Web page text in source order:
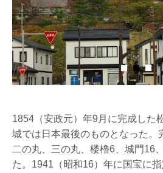
1854（安政元）年9月に完成した
城では日本最後のものとなった。
二の丸、三の丸、楼櫓6、城門16
た。1941（昭和16）年に国宝に